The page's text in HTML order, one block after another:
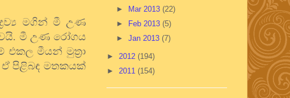
මගින් මී උණ
මී උණ රෝගය
එකල මීයන් මුත්‍රා
පිළිබඳ මතකයක්
►
Mar 2013 (22)
►
Feb 2013 (5)
► Jan 2013 (7)
► 2012 (194)
► 2011 (154)